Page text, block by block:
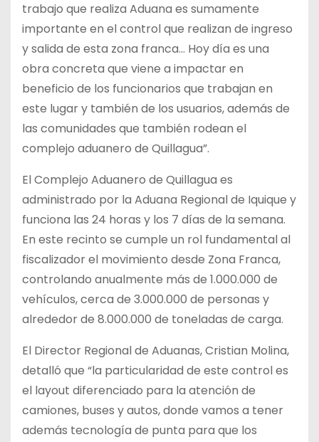
trabajo que realiza Aduana es sumamente
importante en el control que realizan de ingreso
y salida de esta zona franca… Hoy día es una
obra concreta que viene a impactar en
beneficio de los funcionarios que trabajan en
este lugar y también de los usuarios, además de
las comunidades que también rodean el
complejo aduanero de Quillagua”.
El Complejo Aduanero de Quillagua es
administrado por la Aduana Regional de Iquique y
funciona las 24 horas y los 7 días de la semana.
En este recinto se cumple un rol fundamental al
fiscalizador el movimiento desde Zona Franca,
controlando anualmente más de 1.000.000 de
vehículos, cerca de 3.000.000 de personas y
alrededor de 8.000.000 de toneladas de carga.
El Director Regional de Aduanas, Cristian Molina,
detalló que “la particularidad de este control es
el layout diferenciado para la atención de
camiones, buses y autos, donde vamos a tener
además tecnología de punta para que los